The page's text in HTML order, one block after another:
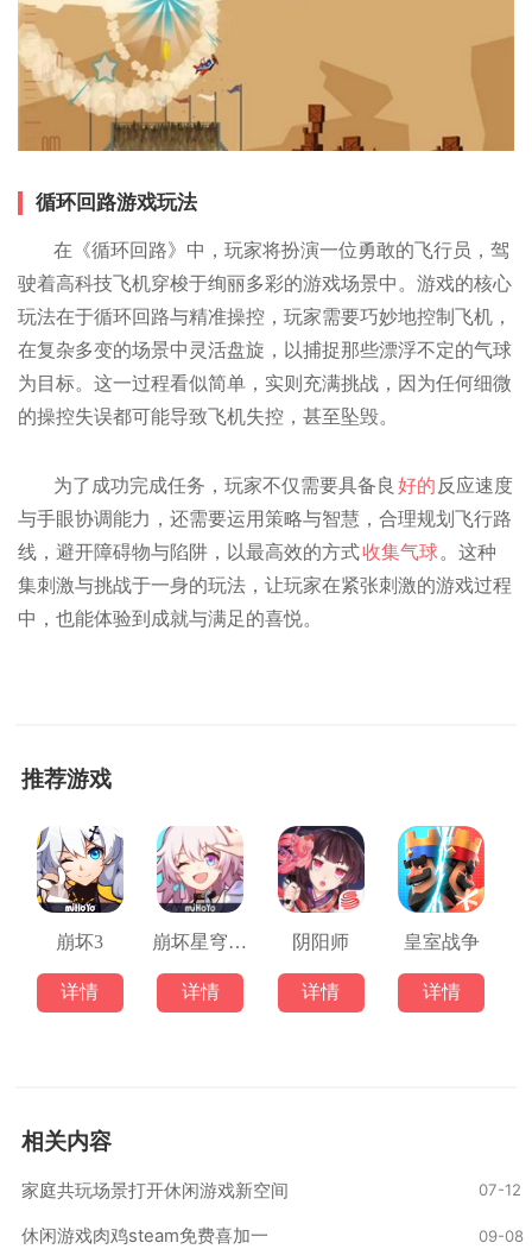
循环回路游戏玩法
在《循环回路》中，玩家将扮演一位勇敢的飞行员，驾
驶着高科技飞机穿梭于绚丽多彩的游戏场景中。游戏的核心
玩法在于循环回路与精准操控，玩家需要巧妙地控制飞机，
在复杂多变的场景中灵活盘旋，以捕捉那些漂浮不定的气球
为目标。这一过程看似简单，实则充满挑战，因为任何细微
的操控失误都可能导致飞机失控，甚至坠毁。
为了成功完成任务，玩家不仅需要具备良 好的 反应速度
与手眼协调能力，还需要运用策略与智慧，合理规划飞行路
线，避开障碍物与陷阱，以最高效的方式收集气球。这种
集刺激与挑战于一身的玩法，让玩家在紧张刺激的游戏过程
中，也能体验到成就与满足的喜悦。
推荐游戏
崩坏3
详情
崩坏星穹铁道
详情
阴阳师
详情
皇室战争
详情
相关内容
家庭共玩场景打开休闲游戏新空间 07-12
休闲游戏肉鸡steam免费喜加一 09-08